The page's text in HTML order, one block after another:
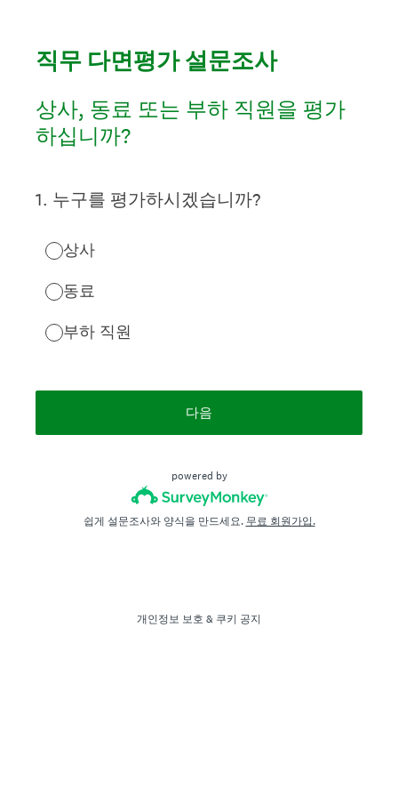
직무 다면평가 설문조사
상사, 동료 또는 부하 직원을 평가
하십니까?
1. 누구를 평가하시겠습니까?
상사
동료
부하 직원
다음
powered by
쉽게 설문조사와 양식을 만드세요. 무료 회원가입.
개인정보 보호 & 쿠키 공지